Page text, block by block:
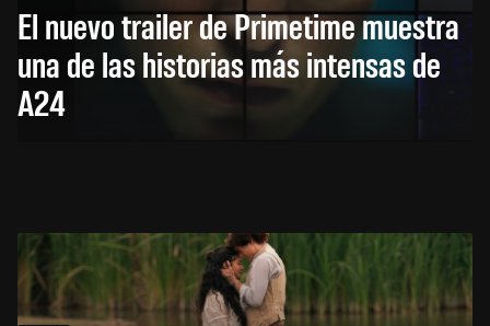
El nuevo trailer de Primetime muestra
una de las historias más intensas de
A24